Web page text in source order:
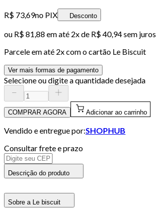
R$ 73,69no PIX Desconto
ou R$ 81,88 em até 2x de R$ 40,94 sem juros
Parcele em até 2x com o cartão Le Biscuit
Ver mais formas de pagamento
Selecione ou digite a quantidade desejada
COMPRAR AGORA Adicionar ao carrinho
Vendido e entregue por:SHOPHUB
Consultar frete e prazo
Descrição do produto
Sobre a Le biscuit